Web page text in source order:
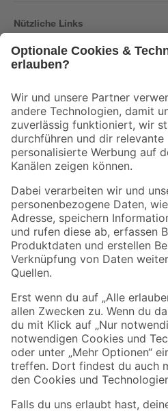
Nützliche Links
Bleib auf dem Laufenden mit
Der toom Newsletter: Keine Angebote und
Zur Newsletter Anmeldung
Folge uns
Zahlungsarten
Sicher einkaufen
Jetzt die toom-App herunterladen